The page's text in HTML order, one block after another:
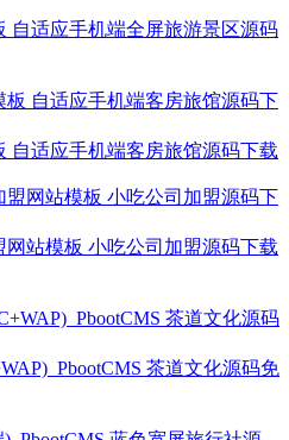
自适应手机端全屏旅游景区源码
自适应手机端客房旅馆源码下载
网站模板 小吃公司加盟源码下载
茶道文化源码免